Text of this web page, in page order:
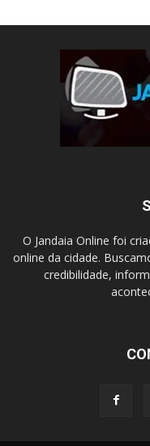
O Jandaia Online foi
online da cidade.
credibilidade,